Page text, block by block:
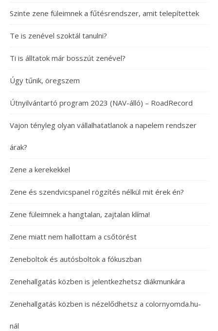
Szinte zene füleimnek a fűtésrendszer, amit telepítettek
Te is zenével szoktál tanulni?
Ti is álltatok már bosszút zenével?
Úgy tűnik, öregszem
Útnyilvántartó program 2023 (NAV-álló) – RoadRecord
Vajon tényleg olyan vállalhatatlanok a napelem rendszer
árak?
Zene a kerekekkel
Zene és szendvicspanel rögzítés nélkül mit érek én?
Zene füleimnek a hangtalan, zajtalan klíma!
Zene miatt nem hallottam a csőtörést
Zeneboltok és autósboltok a fókuszban
Zenehallgatás közben is jelentkezhetsz diákmunkára
Zenehallgatás közben is nézelődhetsz a colornyomda.hu-
nál